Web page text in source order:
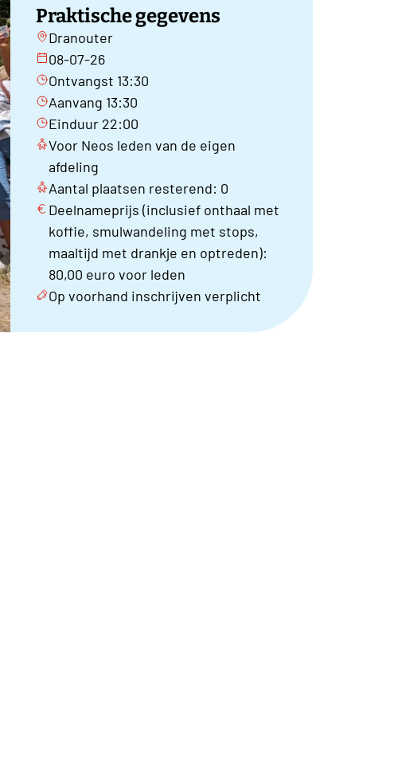
Praktische gegevens
Dranouter
08-07-26
Ontvangst 13:30
Aanvang 13:30
Einduur 22:00
Voor Neos leden van de eigen
afdeling
Aantal plaatsen resterend: 0
Deelnameprijs (inclusief onthaal met
koffie, smulwandeling met stops,
maaltijd met drankje en optreden):
80,00 euro voor leden
Op voorhand inschrijven verplicht